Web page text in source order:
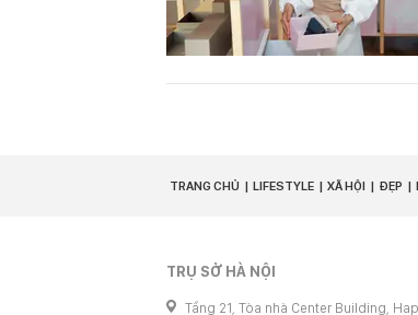
TRANG CHỦ LIFESTYLE XÃ HỘI ĐẸP
TRỤ SỞ HÀ NỘI
Tầng 21, Tòa nhà Center Building,